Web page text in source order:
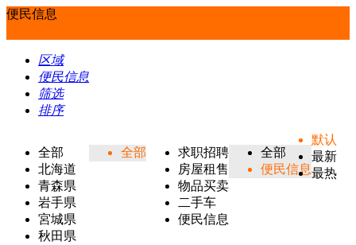
便民信息
区域
便民信息
筛选
排序
全部
北海道
青森県
岩手県
宮城県
秋田県
全部
求职招聘
房屋租售
物品买卖
二手车
便民信息
全部
便民信息
默认
最新
最热